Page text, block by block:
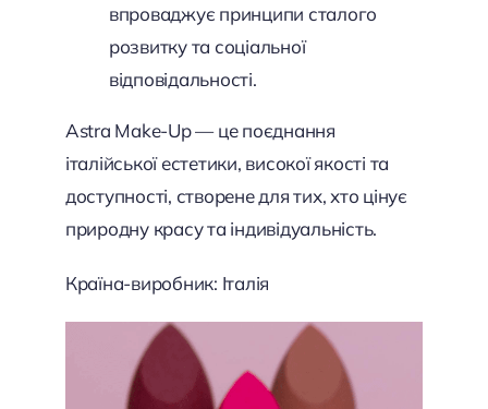
впроваджує принципи сталого
розвитку та соціальної
відповідальності.
Astra Make-Up — це поєднання
італійської естетики, високої якості та
доступності, створене для тих, хто цінує
природну красу та індивідуальність.
Країна-виробник: Італія